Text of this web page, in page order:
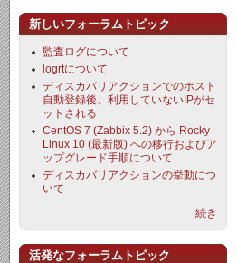
新しいフォーラムトピック
監査ログについて
logrtについて
ディスカバリアクションでのホスト
自動登録後、利用していないIPがセ
ットされる
CentOS 7 (Zabbix 5.2) から Rocky
Linux 10 (最新版) への移行およびア
ップグレード手順について
ディスカバリアクションの挙動につ
いて
続き
活発なフォーラムトピック